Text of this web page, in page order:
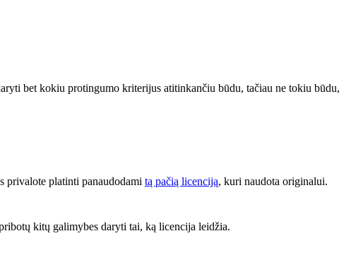
bet kokiu protingumo kriterijus atitinkančiu būdu, tačiau ne tokiu būdu,
privalote platinti panaudodami tą pačią licenciją, kuri naudota originalui.
kitų galimybes daryti tai, ką licencija leidžia.